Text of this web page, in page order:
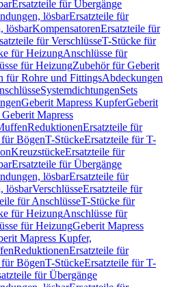
Ersatzteile für Übergänge
lösbarErsatzteile für
lösbarKompensatorenErsatzteile für
für VerschlüsseT-Stücke für
für HeizungAnschlüsse für
für HeizungZubehör für Geberit
für Rohre und FittingsAbdeckungen
SystemdichtungenSets
Geberit Mapress KupferGeberit
Mapress
ReduktionenErsatzteile für
BögenT-StückeErsatzteile für T-
KreuzstückeErsatzteile für
Ersatzteile für Übergänge
lösbarErsatzteile für
lösbarVerschlüsseErsatzteile für
für AnschlüsseT-Stücke für
für HeizungAnschlüsse für
für HeizungGeberit Mapress
Mapress Kupfer,
ReduktionenErsatzteile für
BögenT-StückeErsatzteile für T-
für Übergänge